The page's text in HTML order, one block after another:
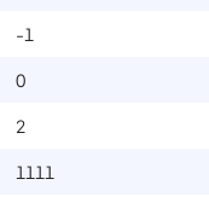
-1
0
2
1111